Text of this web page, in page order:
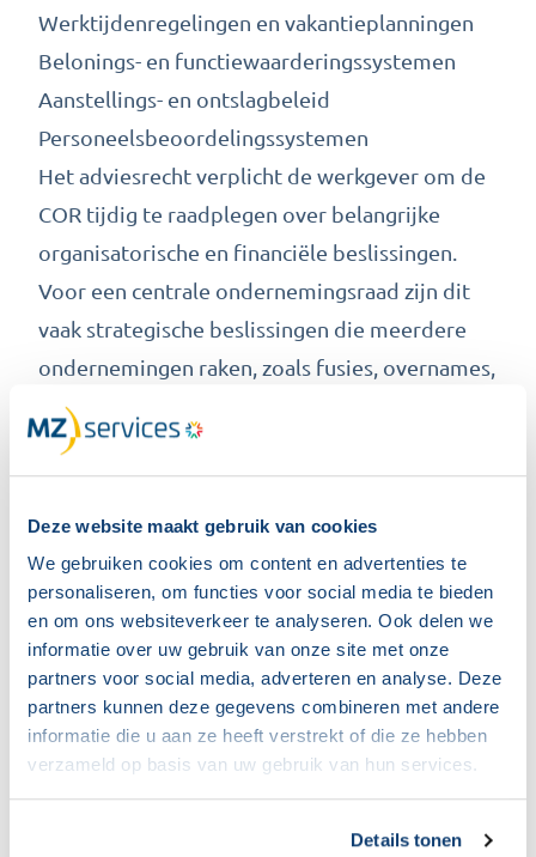
Deze website maakt gebruik van cookies
We gebruiken cookies om content en advertenties te
personaliseren, om functies voor social media te bieden
en om ons websiteverkeer te analyseren. Ook delen we
informatie over uw gebruik van onze site met onze
partners voor social media, adverteren en analyse. Deze
partners kunnen deze gegevens combineren met andere
informatie die u aan ze heeft verstrekt of die ze hebben
verzameld op basis van uw gebruik van hun services.
Details tonen
Werktijdenregelingen en vakantieplanningen
Belonings- en functiewaarderingssystemen
Aanstellings- en ontslagbeleid
Personeelsbeoordelingssystemen
Het adviesrecht verplicht de werkgever om de
COR tijdig te raadplegen over belangrijke
organisatorische en financiële beslissingen.
Voor een centrale ondernemingsraad zijn dit
vaak strategische beslissingen die meerdere
ondernemingen raken, zoals fusies, overnames,
grote investeringen of reorganisaties die de
gehele organisatie beïnvloeden.
Het initiatiefrecht stelt de COR in staat om zelf
onderwerpen op de agenda te plaatsen en
voorstellen te doen aan het management. Dit
recht is vooral waardevol voor centrale
ondernemingsraden, omdat zij overzicht
hebben over de gehele organisatie en
daardoor kansen kunnen signaleren voor
verbetering of samenwerking tussen